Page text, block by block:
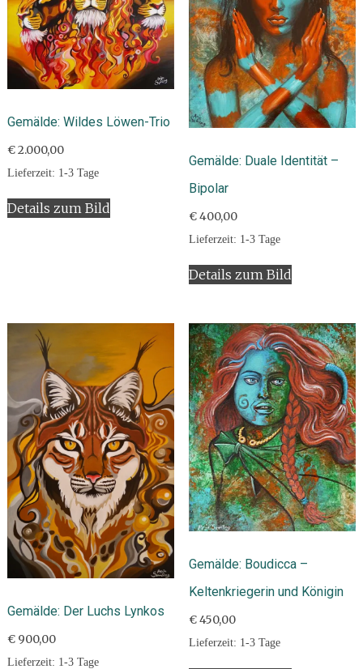
Gemälde: Wildes Löwen-Trio
€2.000,00
Lieferzeit: 1-3 Tage
Details zum Bild
Gemälde: Duale Identität –
Bipolar
€400,00
Lieferzeit: 1-3 Tage
Details zum Bild
Gemälde: Der Luchs Lynkos
€900,00
Lieferzeit: 1-3 Tage
Gemälde: Boudicca –
Keltenkriegerin und Königin
€450,00
Lieferzeit: 1-3 Tage